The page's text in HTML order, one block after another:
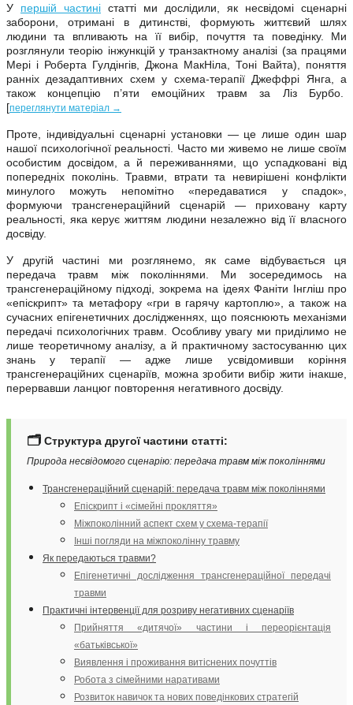
У першій частині статті ми дослідили, як несвідомі сценарні
заборони, отримані в дитинстві, формують життєвий шлях
людини та впливають на її вибір, почуття та поведінку. Ми
розглянули теорію інжункцій у транзактному аналізі (за працями
Мері і Роберта Гулдінгів, Джона МакНіла, Тоні Вайта), поняття
ранніх дезадаптивних схем у схема-терапії Джеффрі Янга, а
також концепцію п’яти емоційних травм за Ліз Бурбо.
[переглянути матеріал →
Проте, індивідуальні сценарні установки — це лише один шар
нашої психологічної реальності. Часто ми живемо не лише своїм
особистим досвідом, а й переживаннями, що успадковані від
попередніх поколінь. Травми, втрати та невирішені конфлікти
минулого можуть непомітно «передаватися у спадок»,
формуючи трансгенераційний сценарій — приховану карту
реальності, яка керує життям людини незалежно від її власного
досвіду.
У другій частині ми розглянемо, як саме відбувається ця
передача травм між поколіннями. Ми зосередимось на
трансгенераційному підході, зокрема на ідеях Фаніти Інгліш про
«епіскрипт» та метафору «гри в гарячу картоплю», а також на
сучасних епігенетичних дослідженнях, що пояснюють механізми
передачі психологічних травм. Особливу увагу ми приділимо не
лише теоретичному аналізу, а й практичному застосуванню цих
знань у терапії — адже лише усвідомивши коріння
трансгенераційних сценаріїв, можна зробити вибір жити інакше,
перервавши ланцюг повторення негативного досвіду.
🗂️ Структура другої частини статті:
Природа несвідомого сценарію: передача травм між поколіннями
Трансгенераційний сценарій: передача травм між поколіннями
Епіскрипт і «сімейні прокляття»
Міжпоколінний аспект схем у схема-терапії
Інші погляди на міжпоколінну травму
Як передаються травми?
Епігенетичні дослідження трансгенераційної передачі
травми
Практичні інтервенції для розриву негативних сценаріїв
Прийняття «дитячої» частини і переорієнтація
«батьківської»
Виявлення і проживання витіснених почуттів
Робота з сімейними наративами
Розвиток навичок та нових поведінкових стратегій